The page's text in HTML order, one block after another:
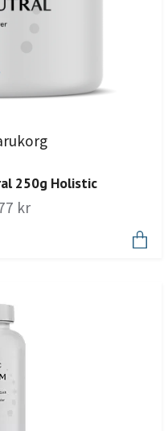
250g Holistic
kr